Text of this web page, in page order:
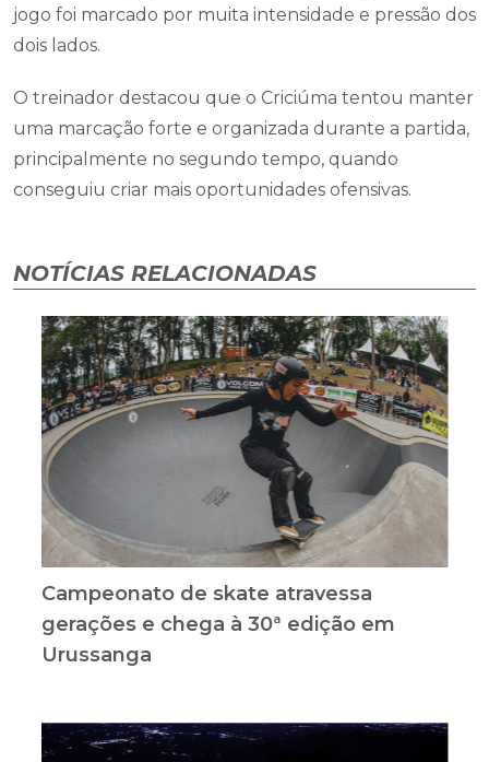
jogo foi marcado por muita intensidade e pressão dos
dois lados.
O treinador destacou que o Criciúma tentou manter
uma marcação forte e organizada durante a partida,
principalmente no segundo tempo, quando
conseguiu criar mais oportunidades ofensivas.
NOTÍCIAS RELACIONADAS
Campeonato de skate atravessa
gerações e chega à 30ª edição em
Urussanga